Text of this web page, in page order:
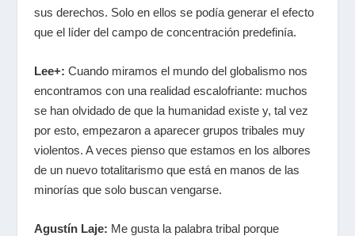
sus derechos. Solo en ellos se podía generar el efecto
que el líder del campo de concentración predefinía.
Lee+: Cuando miramos el mundo del globalismo nos
encontramos con una realidad escalofriante: muchos
se han olvidado de que la humanidad existe y, tal vez
por esto, empezaron a aparecer grupos tribales muy
violentos. A veces pienso que estamos en los albores
de un nuevo totalitarismo que está en manos de las
minorías que solo buscan vengarse.
Agustín Laje: Me gusta la palabra tribalporque